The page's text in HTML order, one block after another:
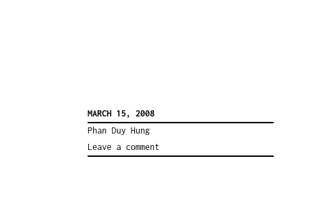
MARCH 15, 2008
Phan Duy Hung
Leave a comment